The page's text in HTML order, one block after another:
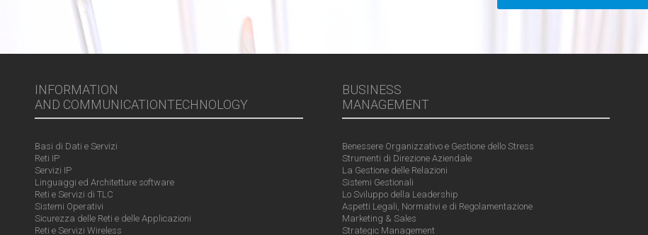
INFORMATION
AND COMMUNICATIONTECHNOLOGY
Basi di Dati e Servizi
Reti IP
Servizi IP
Linguaggi ed Architetture software
Reti e Servizi di TLC
Sistemi Operativi
Sicurezza delle Reti e delle Applicazioni
Reti e Servizi Wireless
BUSINESS
MANAGEMENT
Benessere Organizzativo e Gestione dello Stress
Strumenti di Direzione Aziendale
La Gestione delle Relazioni
Sistemi Gestionali
Lo Sviluppo della Leadership
Aspetti Legali, Normativi e di Regolamentazione
Marketing & Sales
Strategic Management